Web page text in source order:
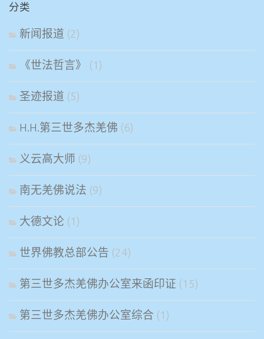
分类
新闻报道 (2)
《世法哲言》 (1)
圣迹报道 (5)
H.H.第三世多杰羌佛 (6)
义云高大师 (9)
南无羌佛说法 (9)
大德文论 (1)
世界佛教总部公告 (24)
第三世多杰羌佛办公室来函印证 (15)
第三世多杰羌佛办公室综合 (1)